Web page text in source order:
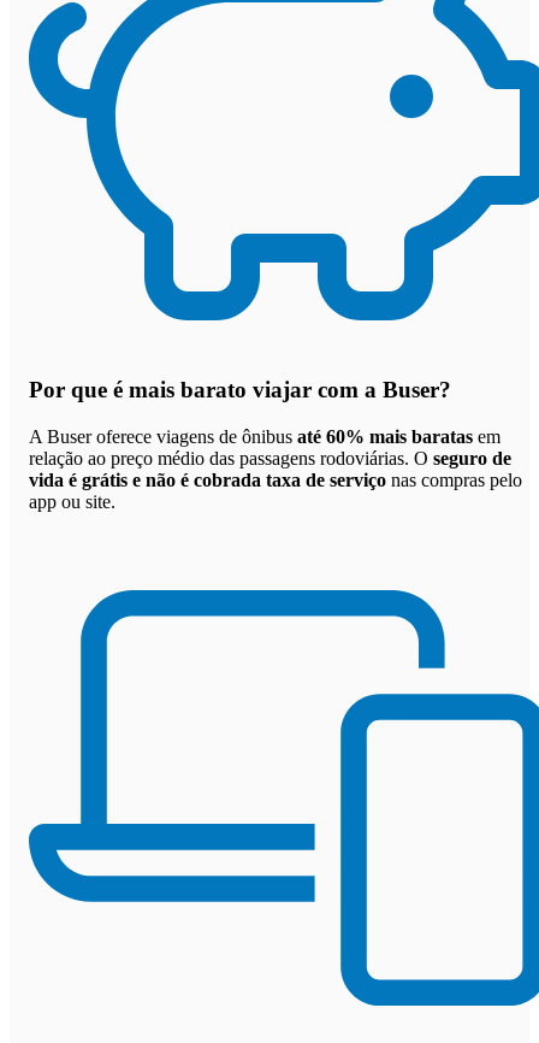
Por que é mais barato viajar com a Buser?
A Buser oferece viagens de ônibus até 60% mais baratas em
relação ao preço médio das passagens rodoviárias. O seguro de
vida é grátis e não é cobrada taxa de serviço nas compras pelo
app ou site.